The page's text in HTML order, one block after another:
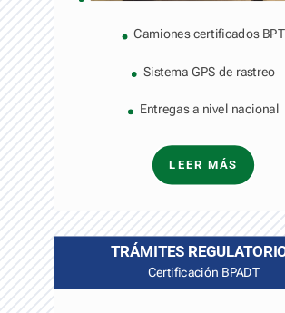
Camiones certificados BPT
Sistema GPS de rastreo
Entregas a nivel nacional
LEER MÁS
TRÁMITES
Certificación BPADT